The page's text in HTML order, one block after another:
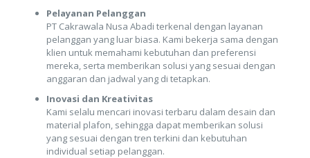
Pelayanan Pelanggan
PT Cakrawala Nusa Abadi terkenal dengan layanan
pelanggan yang luar biasa. Kami bekerja sama dengan
klien untuk memahami kebutuhan dan preferensi
mereka, serta memberikan solusi yang sesuai dengan
anggaran dan jadwal yang di tetapkan.
Inovasi dan Kreativitas
Kami selalu mencari inovasi terbaru dalam desain dan
material plafon, sehingga dapat memberikan solusi
yang sesuai dengan tren terkini dan kebutuhan
individual setiap pelanggan.